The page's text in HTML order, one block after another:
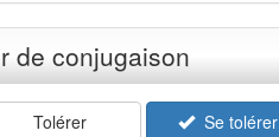
de conjugaison
Tolérer
Se tolérer